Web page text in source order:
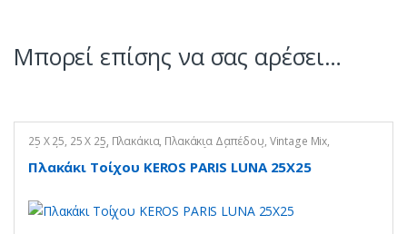
Μπορεί επίσης να σας αρέσει…
25 X 25, 25 X 25, Πλακάκια, Πλακάκια Δαπέδου, Vintage Mix,
Πλακάκια Κουζίνας Vintage Mix Πλακάκια Τοίχου Vintage Mix
Πλακάκι Τοίχου KEROS PARIS LUNA 25X25